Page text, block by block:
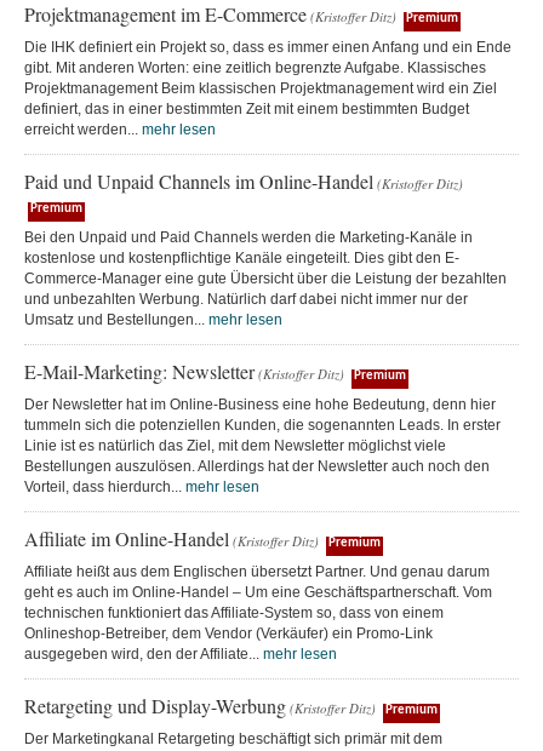
Projektmanagement im E-Commerce (Kristoffer Ditz) Premium
Die IHK definiert ein Projekt so, dass es immer einen Anfang und ein Ende
gibt. Mit anderen Worten: eine zeitlich begrenzte Aufgabe. Klassisches
Projektmanagement Beim klassischen Projektmanagement wird ein Ziel
definiert, das in einer bestimmten Zeit mit einem bestimmten Budget
erreicht werden... mehr lesen
Paid und Unpaid Channels im Online-Handel (Kristoffer Ditz)
Premium
Bei den Unpaid und Paid Channels werden die Marketing-Kanäle in
kostenlose und kostenpflichtige Kanäle eingeteilt. Dies gibt den E-
Commerce-Manager eine gute Übersicht über die Leistung der bezahlten
und unbezahlten Werbung. Natürlich darf dabei nicht immer nur der
Umsatz und Bestellungen... mehr lesen
E-Mail-Marketing: Newsletter (Kristoffer Ditz) Premium
Der Newsletter hat im Online-Business eine hohe Bedeutung, denn hier
tummeln sich die potenziellen Kunden, die sogenannten Leads. In erster
Linie ist es natürlich das Ziel, mit dem Newsletter möglichst viele
Bestellungen auszulösen. Allerdings hat der Newsletter auch noch den
Vorteil, dass hierdurch... mehr lesen
Affiliate im Online-Handel (Kristoffer Ditz) Premium
Affiliate heißt aus dem Englischen übersetzt Partner. Und genau darum
geht es auch im Online-Handel – Um eine Geschäftspartnerschaft. Vom
technischen funktioniert das Affiliate-System so, dass von einem
Onlineshop-Betreiber, dem Vendor (Verkäufer) ein Promo-Link
ausgegeben wird, den der Affiliate... mehr lesen
Retargeting und Display-Werbung (Kristoffer Ditz) Premium
Der Marketingkanal Retargeting beschäftigt sich primär mit dem